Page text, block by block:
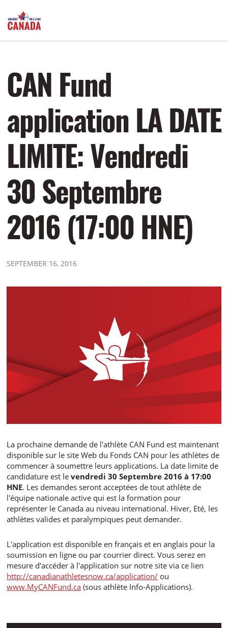
CAN Fund
application LA DATE
LIMITE: Vendredi
30 Septembre
2016 (17:00 HNE)
SEPTEMBER 16, 2016
La prochaine demande de l'athlète CAN Fund est maintenant
disponible sur le site Web du Fonds CAN pour les athlètes de
commencer à soumettre leurs applications. La date limite de
candidature est levendredi 30 Septembre 2016 à 17:00
HNE. Les demandes seront acceptées de tout athlète de
l'équipe nationale active qui est la formation pour
représenter le Canada au niveau international. Hiver, Eté, les
athlètes valides et paralympiques peut demander.
L'application est disponible en français et en anglais pour la
soumission en ligne ou par courrier direct. Vous serez en
mesure d'accéder à l'application sur notre site via ce lien
http://canadianathletesnow.ca/application/ ou
www.MyCANFund.ca (sous athlète Info-Applications).